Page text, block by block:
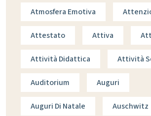
Atmosfera Emotiva
Attestato Attiva
Attività Didattica Attività
Auditorium Auguri
Auguri Di Natale Auschwitz